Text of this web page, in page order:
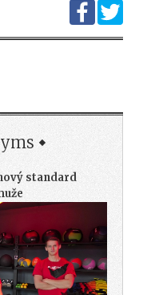
standard